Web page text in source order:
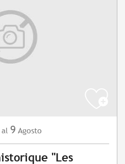
al 9 Agosto
"Les